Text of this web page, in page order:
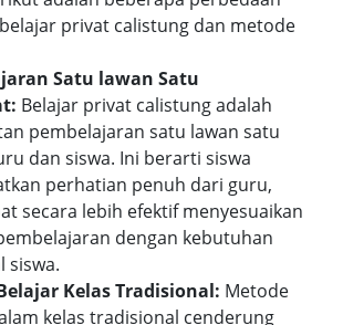
privat calistung dan metode
Satu lawan Satu
Belajar privat calistung adalah
pembelajaran satu lawan satu
dan siswa. Ini berarti siswa
perhatian penuh dari guru,
secara lebih efektif menyesuaikan
dengan kebutuhan
siswa.
Kelas Tradisional: Metode
kelas tradisional cenderung